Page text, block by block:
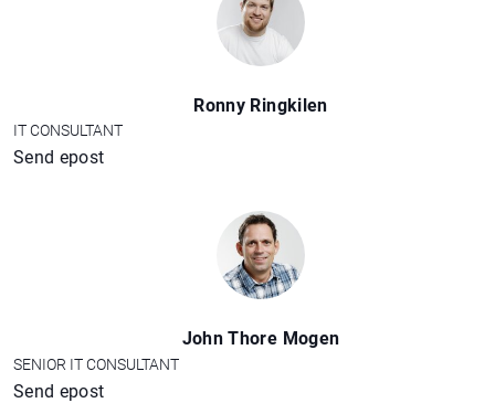
Ronny Ringkilen
IT CONSULTANT
Send epost
John Thore Mogen
SENIOR IT CONSULTANT
Send epost